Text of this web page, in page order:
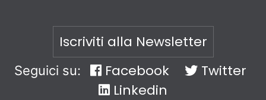
Iscriviti alla Newsletter
Seguici su: Facebook
Twitter
Linkedin